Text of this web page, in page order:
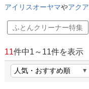
アイリスオーヤマやアクア
ふとんクリーナー特集
11件中1 ～ 11件を表示